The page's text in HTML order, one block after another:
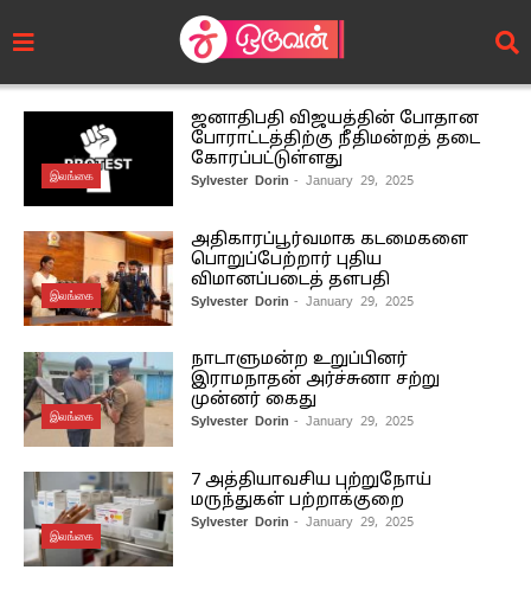
இலங்கை
ஜனாதிபதி விஜயத்தின் போதான
போராட்டத்திற்கு நீதிமன்றத் தடை
கோரப்பட்டுள்ளது
Sylvester Dorin - January 29, 2025
இலங்கை
அதிகாரப்பூர்வமாக கடமைகளை
பொறுப்பேற்றார் புதிய
விமானப்படைத் தளபதி
Sylvester Dorin - January 29, 2025
இலங்கை
நாடாளுமன்ற உறுப்பினர்
இராமநாதன் அர்ச்சுனா சற்று
முன்னர் கைது
Sylvester Dorin - January 29, 2025
இலங்கை
7 அத்தியாவசிய புற்றுநோய்
மருந்துகள் பற்றாக்குறை
Sylvester Dorin - January 29, 2025